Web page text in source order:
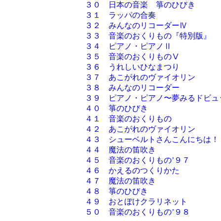
３０ 日本の音楽 箏のひびき
３１ ラッパの合奏
３２ みんなのリコーダーⅣ
３３ 音楽のおくりもの『特別版』
３４ ピアノ・ピアノⅡ
３５ 音楽のおくりものⅤ
３６ うれしいひなまつり
３７ あこがれのヴァイオリン
３８ みんなのリコーダー
３９ ピアノ・ピアノ〜夢みるドビュ
４０ 箏のひびき
４１ 音楽のおくりもの
４２ あこがれのヴァイオリン
４３ シューベルトさんこんにちは！
４４ 魔法の笛吹き
４５ 音楽のおくりもの’９７
４６ かえるのつくりかた
４７ 魔法の笛吹き
４８ 箏のひびき
４９ おとぼけクラリネット
５０ 音楽のおくりもの’９８